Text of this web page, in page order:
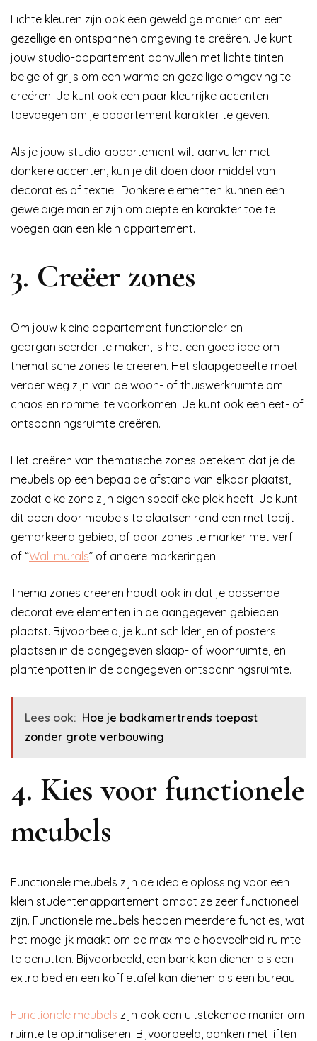
Lichte kleuren zijn ook een geweldige manier om een
gezellige en ontspannen omgeving te creëren. Je kunt
jouw studio-appartement aanvullen met lichte tinten
beige of grijs om een warme en gezellige omgeving te
creëren. Je kunt ook een paar kleurrijke accenten
toevoegen om je appartement karakter te geven.
Als je jouw studio-appartement wilt aanvullen met
donkere accenten, kun je dit doen door middel van
decoraties of textiel. Donkere elementen kunnen een
geweldige manier zijn om diepte en karakter toe te
voegen aan een klein appartement.
3. Creëer zones
Om jouw kleine appartement functioneler en
georganiseerder te maken, is het een goed idee om
thematische zones te creëren. Het slaapgedeelte moet
verder weg zijn van de woon- of thuiswerkruimte om
chaos en rommel te voorkomen. Je kunt ook een eet- of
ontspanningsruimte creëren.
Het creëren van thematische zones betekent dat je de
meubels op een bepaalde afstand van elkaar plaatst,
zodat elke zone zijn eigen specifieke plek heeft. Je kunt
dit doen door meubels te plaatsen rond een met tapijt
gemarkeerd gebied, of door zones te marker met verf
of “Wall murals” of andere markeringen.
Thema zones creëren houdt ook in dat je passende
decoratieve elementen in de aangegeven gebieden
plaatst. Bijvoorbeeld, je kunt schilderijen of posters
plaatsen in de aangegeven slaap- of woonruimte, en
plantenpotten in de aangegeven ontspanningsruimte.
Lees ook: Hoe je badkamertrends toepast
zonder grote verbouwing
4. Kies voor functionele
meubels
Functionele meubels zijn de ideale oplossing voor een
klein studentenappartement omdat ze zeer functioneel
zijn. Functionele meubels hebben meerdere functies, wat
het mogelijk maakt om de maximale hoeveelheid ruimte
te benutten. Bijvoorbeeld, een bank kan dienen als een
extra bed en een koffietafel kan dienen als een bureau.
Functionele meubels zijn ook een uitstekende manier om
ruimte te optimaliseren. Bijvoorbeeld, banken met liften